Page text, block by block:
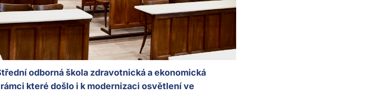
odborná škola zdravotnická a ekonomická
které došlo i k modernizaci osvětlení ve